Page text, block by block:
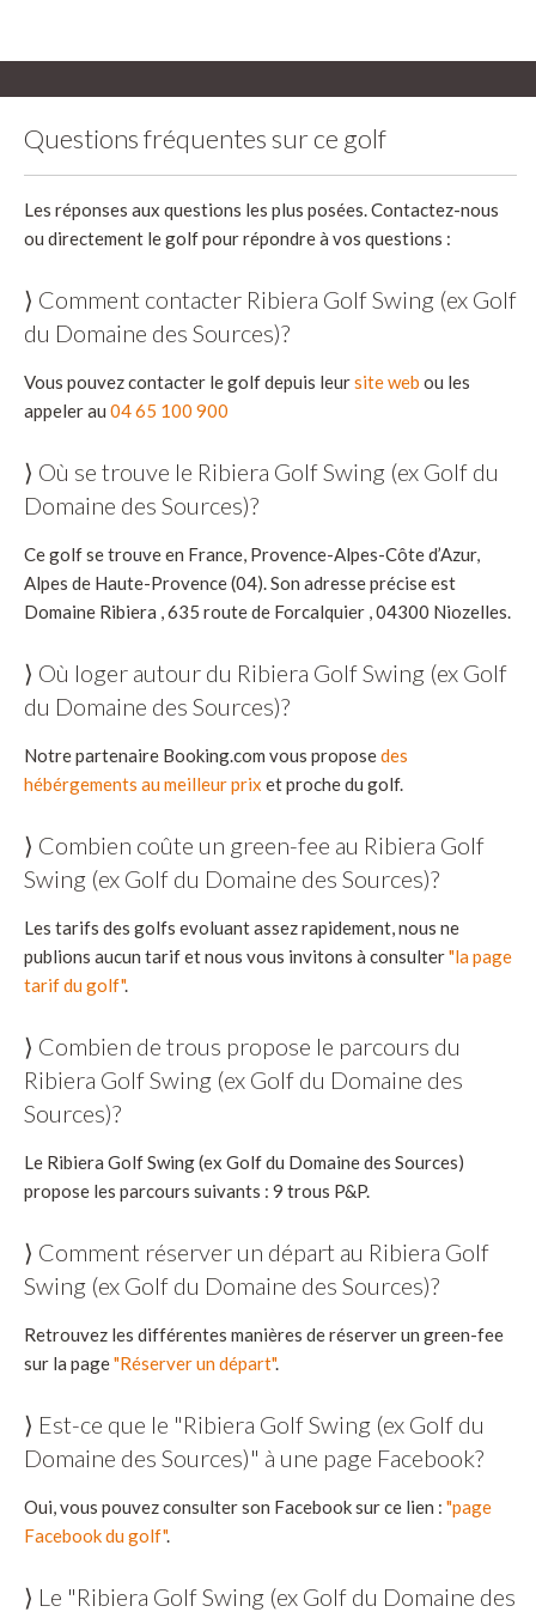
Questions fréquentes sur ce golf
Les réponses aux questions les plus posées. Contactez-nous
ou directement le golf pour répondre à vos questions :
⟩ Comment contacter Ribiera Golf Swing (ex Golf
du Domaine des Sources)?
Vous pouvez contacter le golf depuis leursite web ou les
appeler au 04 65 100 900
⟩ Où se trouve le Ribiera Golf Swing (ex Golf du
Domaine des Sources)?
Ce golf se trouve en France, Provence-Alpes-Côte d’Azur,
Alpes de Haute-Provence (04). Son adresse précise est
Domaine Ribiera , 635 route de Forcalquier , 04300 Niozelles.
⟩ Où loger autour du Ribiera Golf Swing (ex Golf
du Domaine des Sources)?
Notre partenaire Booking.com vous proposedes
hébérgements au meilleur prix et proche du golf.
⟩ Combien coûte un green-fee au Ribiera Golf
Swing (ex Golf du Domaine des Sources)?
Les tarifs des golfs evoluant assez rapidement, nous ne
publions aucun tarif et nous vous invitons à consulter"la page
tarif du golf".
⟩ Combien de trous propose le parcours du
Ribiera Golf Swing (ex Golf du Domaine des
Sources)?
Le Ribiera Golf Swing (ex Golf du Domaine des Sources)
propose les parcours suivants : 9 trous P&P.
⟩ Comment réserver un départ au Ribiera Golf
Swing (ex Golf du Domaine des Sources)?
Retrouvez les différentes manières de réserver un green-fee
sur la page"Réserver un départ".
⟩ Est-ce que le "Ribiera Golf Swing (ex Golf du
Domaine des Sources)" à une page Facebook?
Oui, vous pouvez consulter son Facebook sur ce lien : "page
Facebook du golf".
⟩ Le "Ribiera Golf Swing (ex Golf du Domaine des